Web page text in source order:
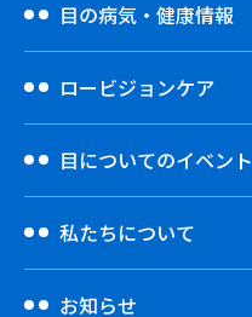
目の病気・健康情報
ロービジョンケア
目についてのイベント
私たちについて
お知らせ